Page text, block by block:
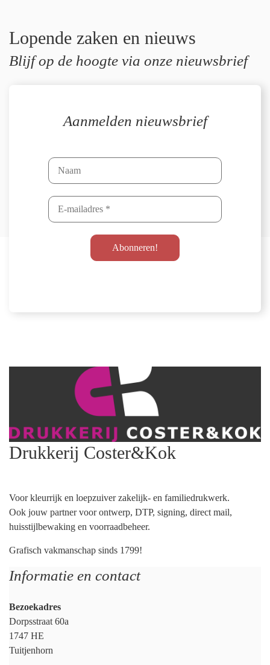
Lopende zaken en nieuws
Blijf op de hoogte via onze nieuwsbrief
Aanmelden nieuwsbrief
Drukkerij Coster&Kok
Voor kleurrijk en loepzuiver zakelijk- en familiedrukwerk.
Ook jouw partner voor ontwerp, DTP, signing, direct mail,
huisstijlbewaking en voorraadbeheer.
Grafisch vakmanschap sinds 1799!
Informatie en contact
Bezoekadres
Dorpsstraat 60a
1747 HE
Tuitjenhorn